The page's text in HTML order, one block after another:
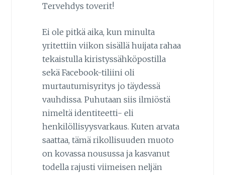
Tervehdys toverit!
Ei ole pitkä aika, kun minulta
yritettiin viikon sisällä huijata rahaa
tekaistulla kiristyssähköpostilla
sekä Facebook-tiliini oli
murtautumisyritys jo täydessä
vauhdissa. Puhutaan siis ilmiöstä
nimeltä identiteetti- eli
henkilöllisyysvarkaus. Kuten arvata
saattaa, tämä rikollisuuden muoto
on kovassa nousussa ja kasvanut
todella rajusti viimeisen neljän